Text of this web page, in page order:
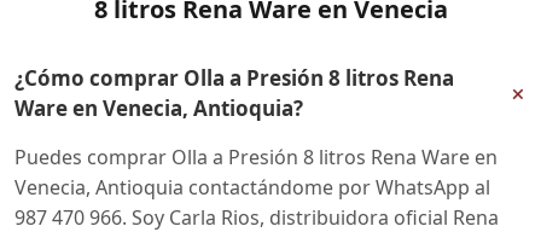
8 litros Rena Ware en Venecia
¿Cómo comprar Olla a Presión 8 litros Rena
Ware en Venecia, Antioquia?
+
Puedes comprar Olla a Presión 8 litros Rena Ware en
Venecia, Antioquia contactándome por WhatsApp al
987 470 966. Soy Carla Rios, distribuidora oficial Rena